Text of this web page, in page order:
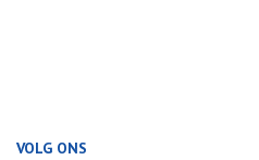
VOLG ONS